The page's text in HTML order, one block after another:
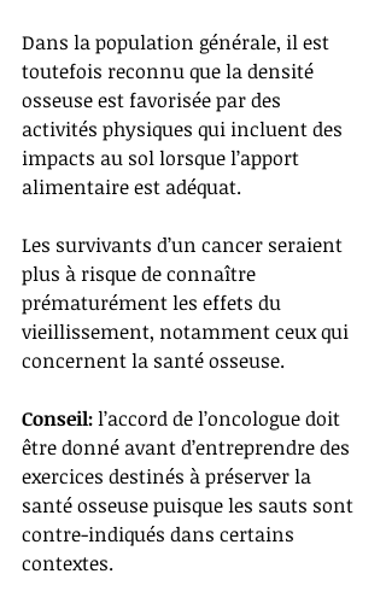
Dans la population générale, il est
toutefois reconnu que la densité
osseuse est favorisée par des
activités physiques qui incluent des
impacts au sol lorsque l’apport
alimentaire est adéquat.
Les survivants d’un cancer seraient
plus à risque de connaître
prématurément les effets du
vieillissement, notamment ceux qui
concernent la santé osseuse.
Conseil: l’accord de l’oncologue doit
être donné avant d’entreprendre des
exercices destinés à préserver la
santé osseuse puisque les sauts sont
contre-indiqués dans certains
contextes.